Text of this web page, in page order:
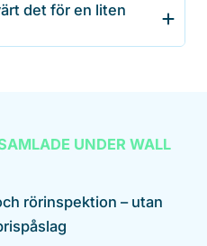
det för en liten
UNDER WALL
rörinspektion – utan